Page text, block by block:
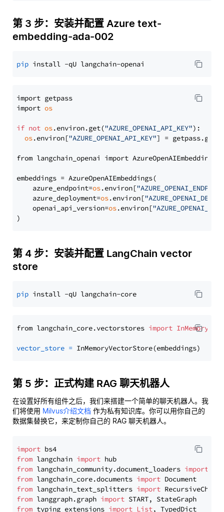
第 3 步：安装并配置 Azure text-
embedding-ada-002
pip
import getpass
import os
if not os.environ.get("AZURE_OPENAI_API_KEY"):
os.environ["AZURE_OPENAI_API_KEY"] =
from langchain_openai import AzureOpenAIEmbeddings
embeddings = AzureOpenAIEmbeddings(
    azure_endpoint=
os.environ[
    azure_deployment=
os.environ[
    openai_api_version=
os.environ[
第 4 步：安装并配置 LangChain vector
store
pip
from langchain_core.vectorstores import
vector_store =
第 5 步：正式构建 RAG 聊天机器人
在设置好所有组件之后，我们来搭建一个简单的聊天机器人。我
们将使用 Milvus介绍文档 作为私有知识库。你可以用你自己的
数据集替换它，来定制你自己的 RAG 聊天机器人。
import
from langchain import
from langchain_community.document_loaders import
from langchain_core.documents import
from langchain_text_splitters import
from langgraph.graph import
from typing_extensions import List, TypedDict